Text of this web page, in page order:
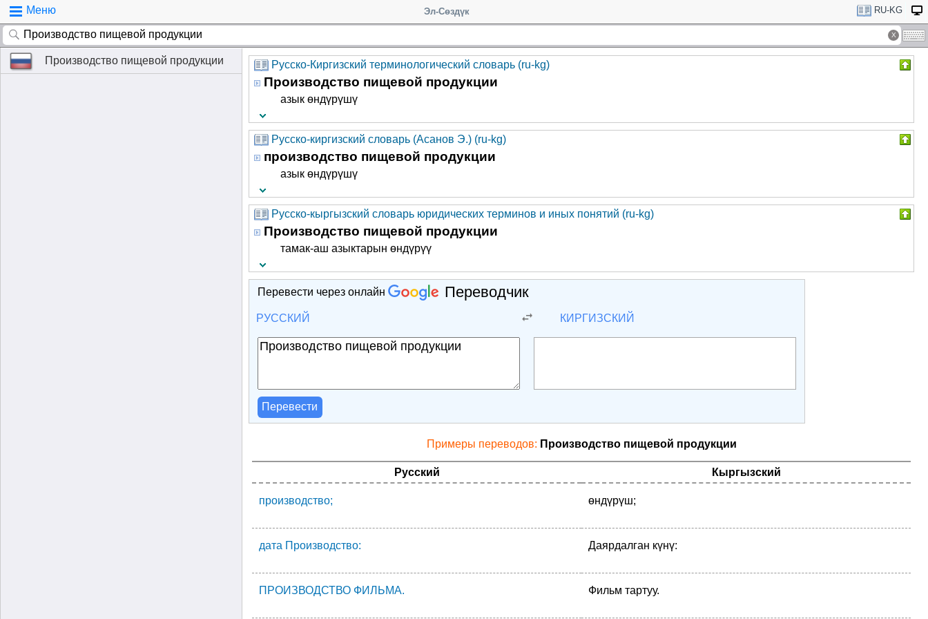
Меню Эл-Сөздүк RU-KG
Производство пищевой продукции Русско-Киргизский терминологический словарь (ru-kg)
Производство пищевой продукции
азык өндүрүшү
Русско-киргизский словарь (Асанов Э.) (ru-kg)
производство пищевой продукции
азык өндүрүшү
Русско-кыргызский словарь юридических терминов и иных понятий (ru-kg)
Производство пищевой продукции
тамак-аш азыктарын өндүрүү
Перевести через онлайн Переводчик
РУССКИЙ КИРГИЗСКИЙ
Перевести
Примеры переводов: Производство пищевой продукции
Русский Кыргызский
производство; өндүрүш;
дата Производство: Даярдалган күнү:
ПРОИЗВОДСТВО ФИЛЬМА. Фильм тартуу.